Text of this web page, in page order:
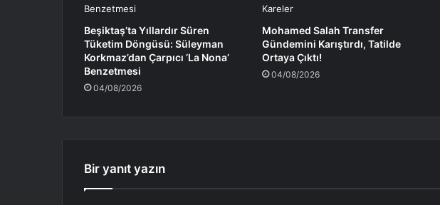
Beşiktaş’ta Yıllardır Süren
Tüketim Döngüsü: Süleyman
Korkmaz’dan Çarpıcı ‘La Nona’
Benzetmesi
04/08/2026
Mohamed Salah Transfer
Gündemini Karıştırdı, Tatilde
Ortaya Çıktı!
04/08/2026
Bir yanıt yazın